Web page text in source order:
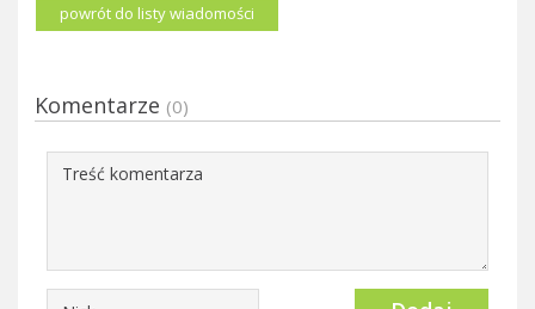
powrót do listy wiadomości
Komentarze (0)